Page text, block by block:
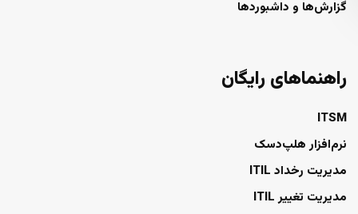
گزارش‌ها و داشبوردها
راهنماهای رایگان
ITSM
نرم‌افزار هلپ‌دسک
مدیریت رخداد ITIL
مدیریت تغییر ITIL